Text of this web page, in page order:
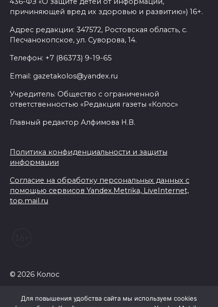
причиняющей вред их здоровью и развитию») 16+.
Адрес редакции: 347572, Ростовская область, с.
Песчанокопское, ул. Суворова, 14.
Телефон: +7 (86373) 9-19-65
Email: gazetakolos@yandex.ru
Учредитель: Общество с ограниченной
ответственностью «Редакция газеты «Колос»
Главный редактор Алфимова Н.В.
Политика конфиденциальности и защиты
информации
Согласие на обработку персональных данных с
помощью сервисов Yandex.Metrika, LiveInternet,
top.mail.ru
© 2026 Колос
Для повышения удобства сайта мы используем cookies